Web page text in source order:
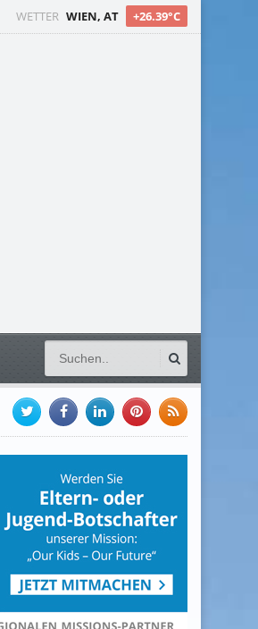
WETTER WIEN, AT +26.39°C